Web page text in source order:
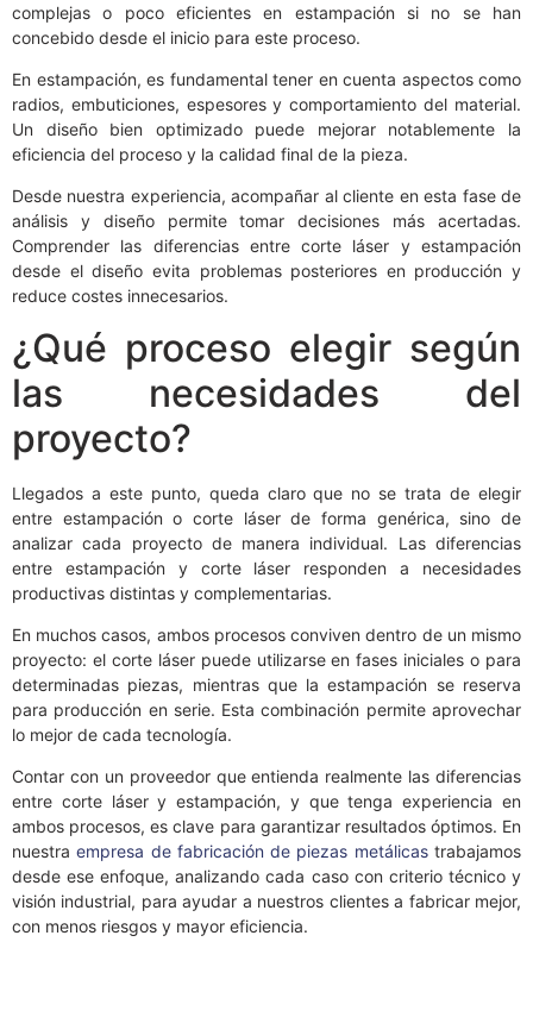
complejas o poco eficientes en estampación si no se han
concebido desde el inicio para este proceso.
En estampación, es fundamental tener en cuenta aspectos como
radios, embuticiones, espesores y comportamiento del material.
Un diseño bien optimizado puede mejorar notablemente la
eficiencia del proceso y la calidad final de la pieza.
Desde nuestra experiencia, acompañar al cliente en esta fase de
análisis y diseño permite tomar decisiones más acertadas.
Comprender las diferencias entre corte láser y estampación
desde el diseño evita problemas posteriores en producción y
reduce costes innecesarios.
¿Qué proceso elegir según
las necesidades del
proyecto?
Llegados a este punto, queda claro que no se trata de elegir
entre estampación o corte láser de forma genérica, sino de
analizar cada proyecto de manera individual. Las diferencias
entre estampación y corte láser responden a necesidades
productivas distintas y complementarias.
En muchos casos, ambos procesos conviven dentro de un mismo
proyecto: el corte láser puede utilizarse en fases iniciales o para
determinadas piezas, mientras que la estampación se reserva
para producción en serie. Esta combinación permite aprovechar
lo mejor de cada tecnología.
Contar con un proveedor que entienda realmente las diferencias
entre corte láser y estampación, y que tenga experiencia en
ambos procesos, es clave para garantizar resultados óptimos. En
nuestraempresa de fabricación de piezas metálicastrabajamos
desde ese enfoque, analizando cada caso con criterio técnico y
visión industrial, para ayudar a nuestros clientes a fabricar mejor,
con menos riesgos y mayor eficiencia.